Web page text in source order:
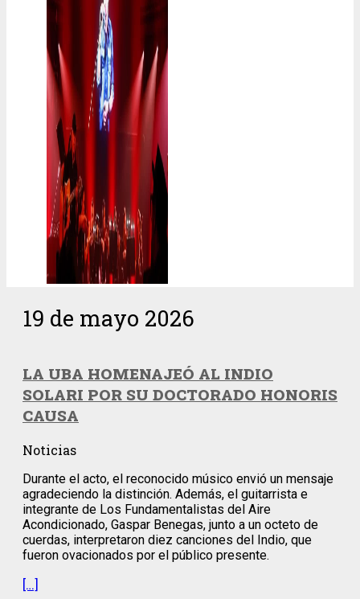
19 de mayo 2026
LA UBA HOMENAJEÓ AL INDIO
SOLARI POR SU DOCTORADO HONORIS
CAUSA
Noticias
Durante el acto, el reconocido músico envió un mensaje
agradeciendo la distinción. Además, el guitarrista e
integrante de Los Fundamentalistas del Aire
Acondicionado, Gaspar Benegas, junto a un octeto de
cuerdas, interpretaron diez canciones del Indio, que
fueron ovacionados por el público presente.
[…]